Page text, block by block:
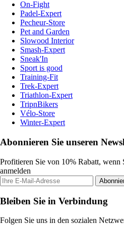
On-Fight
Padel-Expert
Pecheur-Store
Pet and Garden
Slowood Interior
Smash-Expert
Sneak'In
Sport is good
Training-Fit
Trek-Expert
Triathlon-Expert
TripnBikers
Vélo-Store
Winter-Expert
Abonnieren Sie unseren
Profitieren Sie von 10% Rabatt, wenn
anmelden
Bleiben Sie in Verbindung
Folgen Sie uns in den sozialen